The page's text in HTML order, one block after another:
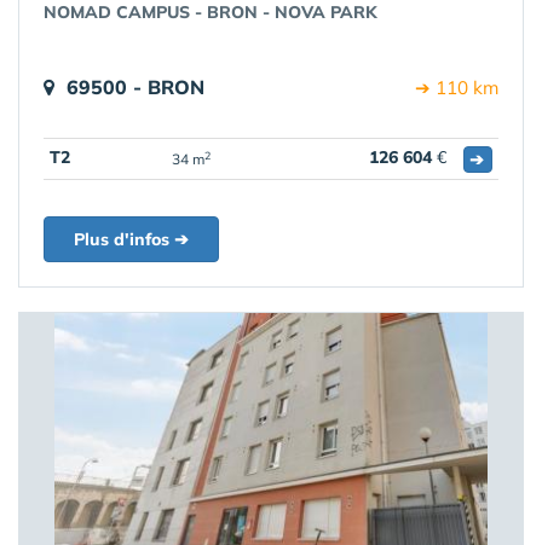
NOMAD CAMPUS - BRON - NOVA PARK
69500 - BRON ➔ 110 km
T2 34 m2 126 604€ ➔
Plus d'infos ➔